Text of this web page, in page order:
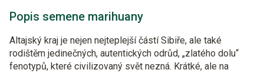
Popis semene marihuany
Altajský kraj je nejen nejteplejší částí Sibiře, ale také
rodištěm jedinečných, autentických odrůd, „zlatého dolu“
fenotypů, které civilizovaný svět nezná. Krátké, ale na